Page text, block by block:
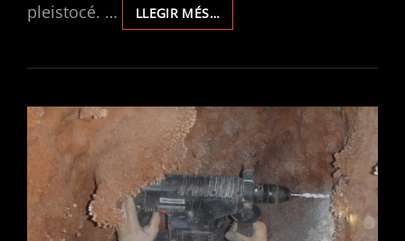
pleistocé. …
LLEGIR MÉS…EXPLORACIONS
EN
DE
GUITON
2011/2013.